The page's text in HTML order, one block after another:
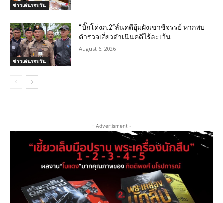
ข่าวเด่นรอบวัน
ข่าวเด่นรอบวัน
“บิ๊กโด่งภ.2”ลั่นคดีอุ้มฝังเขาชีจรรย์ หากพบ
ตำรวจเอี่ยวดำเนินคดีไร้ละเว้น
August 6, 2026
- Advertisment -